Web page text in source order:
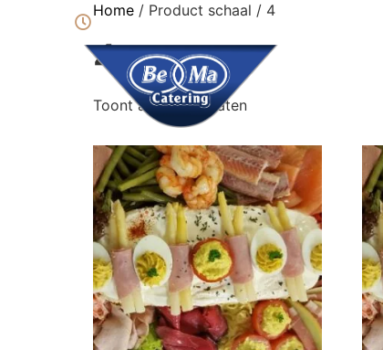
Webshop Ma t/m Vr geopend van
Home / Product schaal / 4
4
Toont alle 7 resultaten